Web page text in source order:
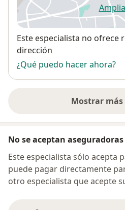
se
Disponibilidad
Este especialista no ofrece
dirección
¿Qué puedo hacer ahora?
Mostrar
No se aceptan aseguradoras
Este especialista sólo acepta
puede pagar directamente
otro especialista que acepte